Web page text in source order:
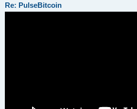
Re: PulseBitcoin